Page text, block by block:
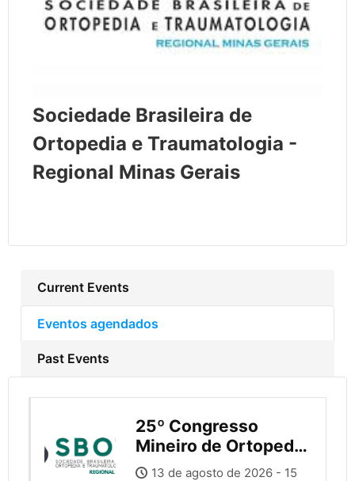
Sociedade Brasileira de
Ortopedia e Traumatologia -
Regional Minas Gerais
Current Events
Eventos agendados
Past Events
25º Congresso
Mineiro de Ortopedia
e Traumatologia
13 de agosto de 2026 - 15